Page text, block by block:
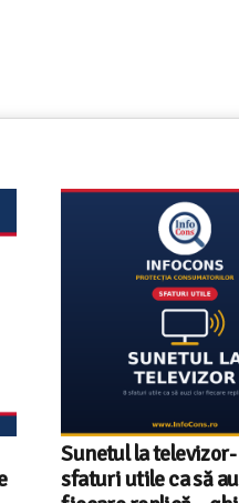
Televizoare Toshiba
România – gama de